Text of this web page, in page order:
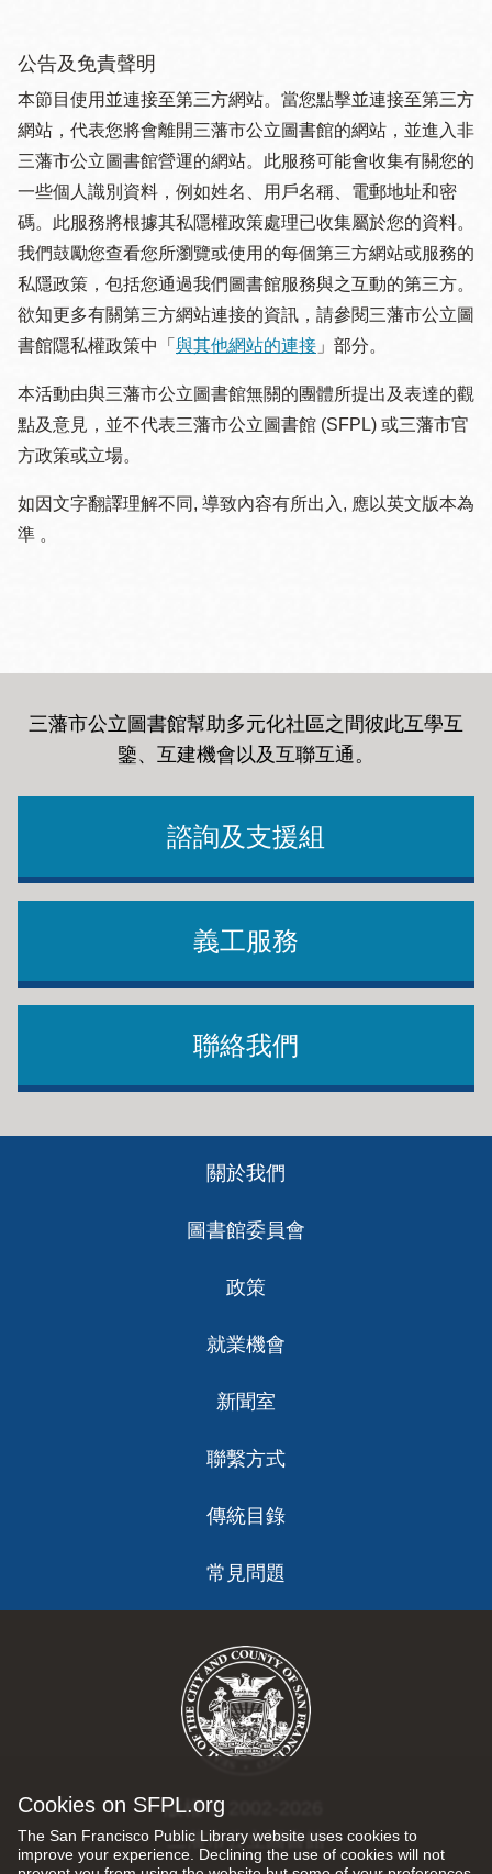
Cookies on SFPL.org
The San Francisco Public Library website uses cookies to
improve your experience. Declining the use of cookies will not
公告及免責聲明
本節目使用並連接至第三方網站。當您點擊並連接至第三方
網站，代表您將會離開三藩市公立圖書館的網站，並進入非
三藩市公立圖書館營運的網站。此服務可能會收集有關您的
一些個人識別資料，例如姓名、用戶名稱、電郵地址和密
碼。此服務將根據其私隱權政策處理已收集屬於您的資料。
我們鼓勵您查看您所瀏覽或使用的每個第三方網站或服務的
私隱政策，包括您通過我們圖書館服務與之互動的第三方。
欲知更多有關第三方網站連接的資訊，請參閱三藩市公立圖
書館隱私權政策中「 與其他網站的連接 」部分。
本活動由與三藩市公立圖書館無關的團體所提出及表達的觀
點及意見，並不代表三藩市公立圖書館 (SFPL) 或三藩市官
方政策或立場。
如因文字翻譯理解不同, 導致內容有所出入, 應以英文版本為
準 。
三藩市公立圖書館幫助多元化社區之間彼此互學互
鑒、互建機會以及互聯互通 。
諮詢及支援組
義工服務
聯絡我們
關於我們
圖書館委員會
政策
就業機會
新聞室
聯繫方式
傳統目錄
常見問題
版權 © 2002-2026
三藩市公立圖書館